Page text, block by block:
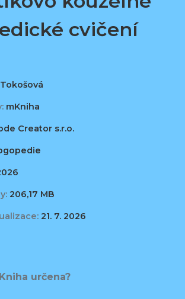
cvičení
mKniha
Creator s.r.o.
206,17 MB
21. 7. 2026
určena?